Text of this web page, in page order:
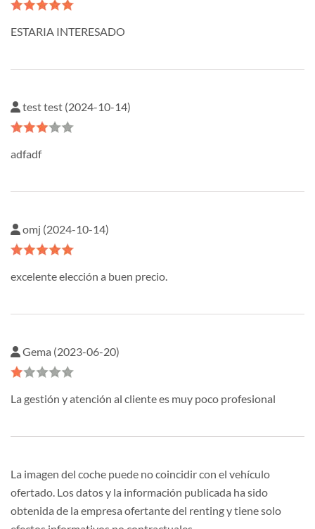
ESTARIA INTERESADO
test test (2024-10-14)
adfadf
omj (2024-10-14)
excelente elección a buen precio.
Gema (2023-06-20)
La gestión y atención al cliente es muy poco profesional
La imagen del coche puede no coincidir con el vehículo
ofertado. Los datos y la información publicada ha sido
obtenida de la empresa ofertante del renting y tiene solo